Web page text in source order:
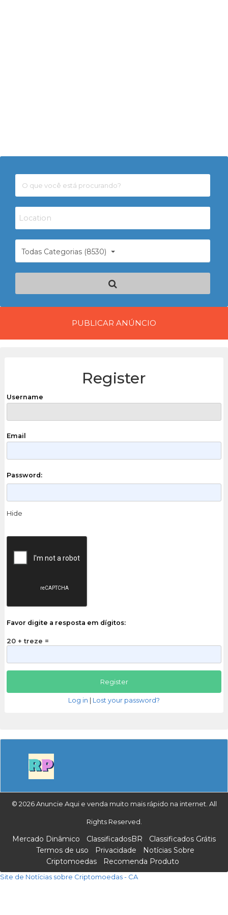
Todas Categorias (8530)
PUBLICAR ANÚNCIO
Register
Username
Email
Password:
Hide
Favor digite a resposta em dígitos:
20 + treze =
Log in Lost your password?
© 2026 Anuncie Aqui e venda muito mais rápido na internet. All
Rights Reserved.
Mercado Dinâmico ClassificadosBR
Classificados Grátis
Termos de uso
Privacidade
Notícias Sobre
Criptomoedas
Recomenda Produto
Site de Notícias sobre Criptomoedas - CA